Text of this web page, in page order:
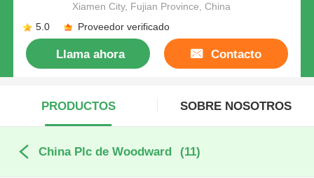
Xiamen City, Fujian Province, China
5.0
Proveedor verificado
Llama ahora Contacto
PRODUCTOS SOBRE NOSOTROS
China Plc de Woodward (11)